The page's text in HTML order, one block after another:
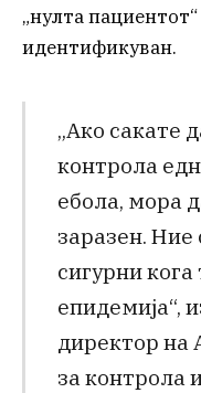
„нулта
идентификуван.
„Ако сакате
контрола
ебола, мора
заразен. Ние
сигурни
епидемија“,
директор на
за контрола